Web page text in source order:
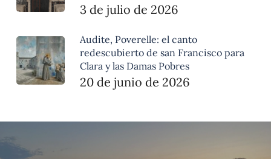
3 de julio de 2026
Audite, Poverelle: el canto
redescubierto de san Francisco para
Clara y las Damas Pobres
20 de junio de 2026